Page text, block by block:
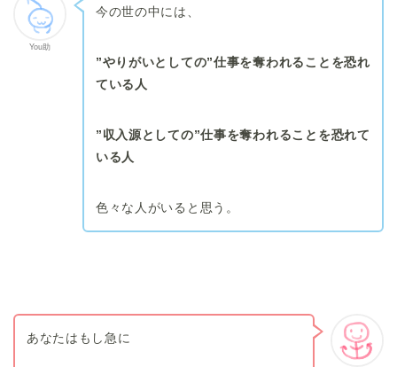
You助
今の世の中には、
”やりがいとしての”仕事を奪われることを恐れ
ている人
”収入源としての”仕事を奪われることを恐れて
いる人
色々な人がいると思う。
あなたはもし急に